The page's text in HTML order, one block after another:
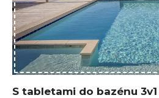
S tabletami do bazénu